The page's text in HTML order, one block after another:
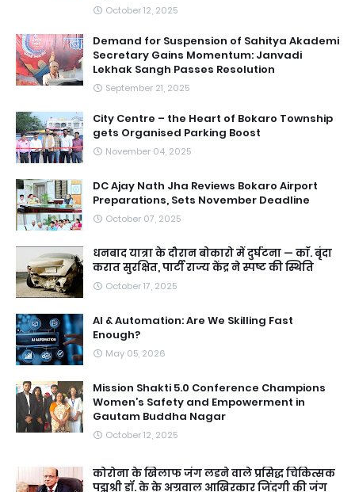
October 12, 2025
Demand for Suspension of Sahitya Akademi
Secretary Gains Momentum: Janvadi
Lekhak Sangh Passes Resolution
September 21, 2025
City Centre – the Heart of Bokaro Township
gets Organised Parking Boost
November 04, 2025
DC Ajay Nath Jha Reviews Bokaro Airport
Preparations, Sets November Deadline
October 07, 2025
धनबाद यात्रा के दौरान बोकारो में दुर्घटना — काॅ. बृंदा
करात सुरक्षित, पार्टी राज्य केंद्र ने स्पष्ट की स्थिति
October 17, 2025
AI & Automation: Are We Skilling Fast
Enough?
May 05, 2026
Mission Shakti 5.0 Conference Champions
Women’s Safety and Empowerment in
Gautam Buddha Nagar
October 12, 2025
कोरोना के खिलाफ जंग लडने वाले प्रसिद्ध चिकित्सक
पद्मश्री डॉ. के के अग्रवाल आखिरकार जिंदगी की जंग